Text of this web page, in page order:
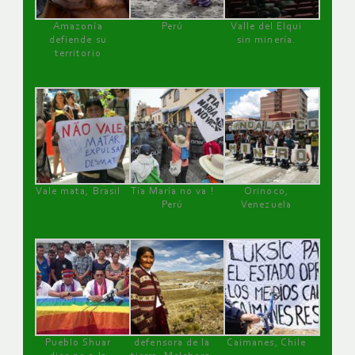
Amazonía
defiende su
territorio
Perú
Valle del Elqui
sin minería.
Vale mata, Brasil
Tía María no va !
Perú
Orinoco,
Venezuela
Pueblo Shuar
defensora de la
Caimanes, Chile